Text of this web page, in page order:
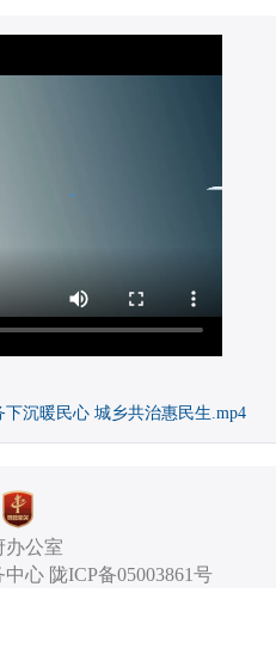
下沉暖民心 城乡共治惠民生.mp4
办公室
心 陇ICP备05003861号